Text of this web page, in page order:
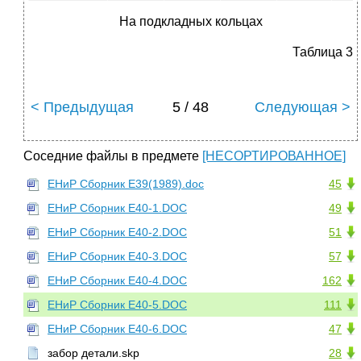
На подкладных кольцах
Таблица 3
< Предыдущая 5 / 48 Следующая >
Соседние файлы в предмете [НЕСОРТИРОВАННОЕ]
45
ЕНиР Сборник Е39(1989).doc
49
ЕНиР Сборник Е40-1.DOC
51
ЕНиР Сборник Е40-2.DOC
57
ЕНиР Сборник Е40-3.DOC
162
ЕНиР Сборник Е40-4.DOC
111
ЕНиР Сборник Е40-5.DOC
47
ЕНиР Сборник Е40-6.DOC
28
забор детали.skp